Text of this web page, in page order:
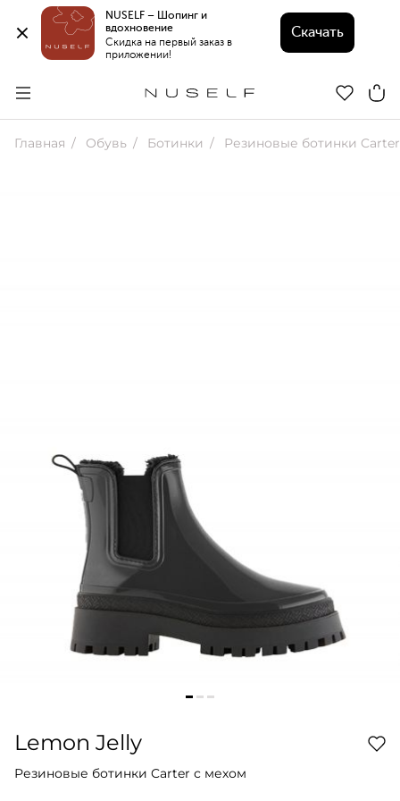
NUSELF – Шопинг и
вдохновение
Скидка на первый заказ в
приложении!
Скачать
Главная Обувь Ботинки Резиновые ботинки
Lemon Jelly
Резиновые ботинки Carter с мехом